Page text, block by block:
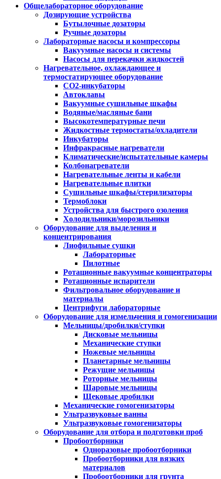
Общелабораторное оборудование
Дозирующие устройства
Бутылочные дозаторы
Ручные дозаторы
Лабораторные насосы и компрессоры
Вакуумные насосы и системы
Насосы для перекачки жидкостей
Нагревательное, охлаждающее и
термостатирующее оборудование
CO2-инкубаторы
Автоклавы
Вакуумные сушильные шкафы
Водяные/масляные бани
Высокотемпературные печи
Жидкостные термостаты/охладители
Инкубаторы
Инфракрасные нагреватели
Климатические/испытательные камеры
Колбонагреватели
Нагревательные ленты и кабели
Нагревательные плитки
Сушильные шкафы/стерилизаторы
Термоблоки
Устройства для быстрого озоления
Холодильники/морозильники
Оборудование для выделения и
концентрирования
Лиофильные сушки
Лабораторные
Пилотные
Ротационные вакуумные концентраторы
Ротационные испарители
Фильтровальное оборудование и
материалы
Центрифуги лабораторные
Оборудование для измельчения и гомогенизации
Мельницы/дробилки/ступки
Дисковые мельницы
Механические ступки
Ножевые мельницы
Планетарные мельницы
Режущие мельницы
Роторные мельницы
Шаровые мельницы
Щековые дробилки
Механические гомогенизаторы
Ультразвуковые ванны
Ультразвуковые гомогенизаторы
Оборудование для отбора и подготовки проб
Пробоотборники
Одноразовые пробоотборники
Пробоотборники для вязких
материалов
Пробоотборники для грунта